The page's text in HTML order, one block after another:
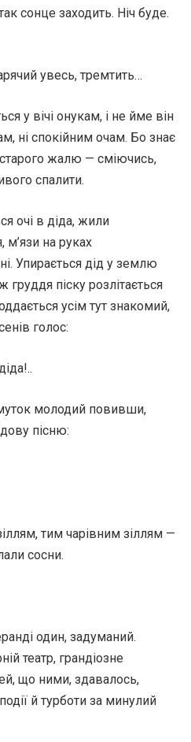
сонце заходить. Ніч буде.
увесь, тремтить…
у вічі онукам, і не йме він
ні спокійним очам. Бо знає
жалю — сміючись,
спалити.
очі в діда, жили
м’язи на руках
Упирається дід у землю
піску розлітається
усім тут знакомий,
голос:
молодий повивши,
пісню:
тим чарівним зіллям —
сосни.
один, задуманий.
театр, грандіозне
що ними, здавалось,
й турботи за минулий